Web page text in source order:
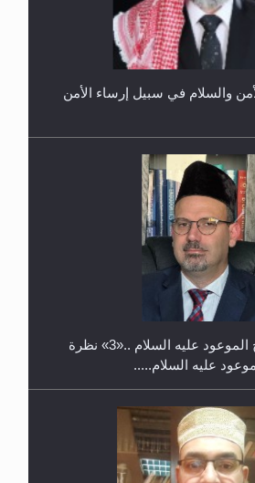
في الجامعة الأحمدية بنيجيريا لعام
والسلام في سبيل إرساء الأمن
عليه السلام.....